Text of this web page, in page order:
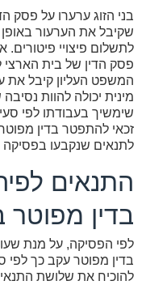
בני הזוג ערערו על פסק
שקיבל את הערעור
לתשלום פיצויי
פסק הדין של בית הארצי
המשפט העליון קיבל
מינית יכולה להוות
זכאי להתפטר בדין
לתנאים שנקבעו בפסיקה
התנאים
בדין מפוטר
לפי הפסיקה, על מנת
להוכיח את שלושת